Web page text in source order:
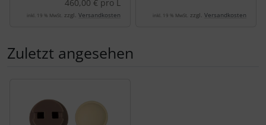
460,00 € pro L
inkl. 19 % MwSt. zzgl. Versandkosten inkl. 19 % MwSt. zzgl. Versandkosten
Zuletzt angesehen